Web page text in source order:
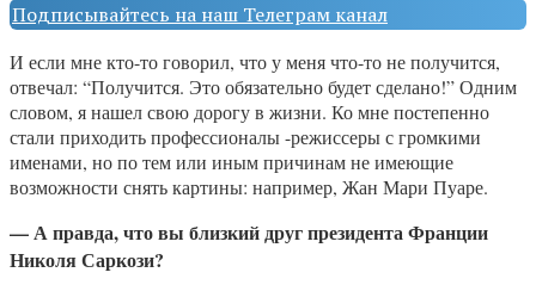
Подписывайтесь на наш Телеграм канал
И если мне кто-то говорил, что у меня что-то не получится,
отвечал: “Получится. Это обязательно будет сделано!” Одним
словом, я нашел свою дорогу в жизни. Ко мне постепенно
стали приходить профессионалы -режиссеры с громкими
именами, но по тем или иным причинам не имеющие
возможности снять картины: например, Жан Мари Пуаре.
— А правда, что вы близкий друг президента Франции
Николя Саркози?